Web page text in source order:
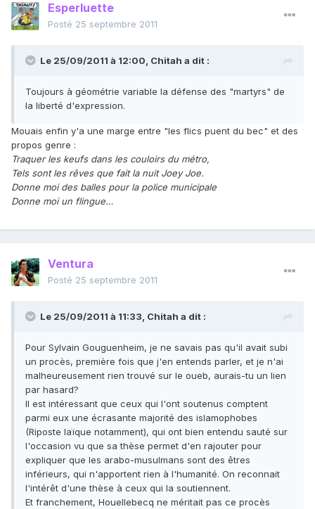
Esperluette
Posté 25 septembre 2011
Le 25/09/2011 à 12:00, Chitah a dit :
Toujours à géométrie variable la défense des "martyrs" de
la liberté d'expression.
Mouais enfin y'a une marge entre "les flics puent du bec" et des
propos genre :
Traquer les keufs dans les couloirs du métro,
Tels sont les rêves que fait la nuit Joey Joe.
Donne moi des balles pour la police municipale
Donne moi un flingue…
Ventura
Posté 25 septembre 2011
Le 25/09/2011 à 11:33, Chitah a dit :
Pour Sylvain Gouguenheim, je ne savais pas qu'il avait subi
un procès, première fois que j'en entends parler, et je n'ai
malheureusement rien trouvé sur le oueb, aurais-tu un lien
par hasard?
Il est intéressant que ceux qui l'ont soutenus comptent
parmi eux une écrasante majorité des islamophobes
(Riposte laïque notamment), qui ont bien entendu sauté sur
l'occasion vu que sa thèse permet d'en rajouter pour
expliquer que les arabo-musulmans sont des êtres
inférieurs, qui n'apportent rien à l'humanité. On reconnait
l'intérêt d'une thèse à ceux qui la soutiennent.
Et franchement, Houellebecq ne méritait pas ce procès